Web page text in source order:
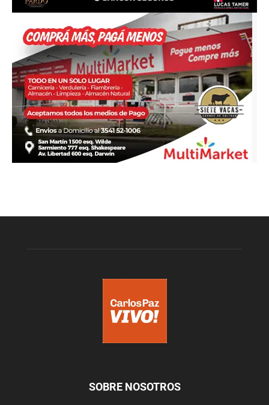
SOBRE NOSOTROS